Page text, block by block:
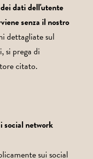
dati dell'utente
senza il nostro
dettagliate sul
si prega di
citato.
social network
sui social